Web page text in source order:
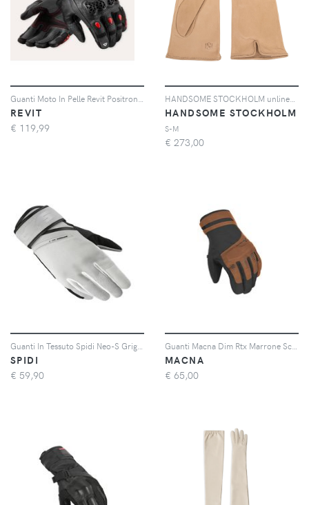
REVIT
€ 119,99
HANDSOME STOCKHOLM
S-M
€ 273,00
SPIDI
€ 59,90
MACNA
€ 65,00